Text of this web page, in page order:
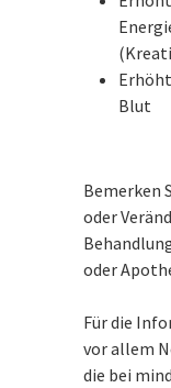
Blut
Bemerken
oder
oder
Für die
vor allem
die bei